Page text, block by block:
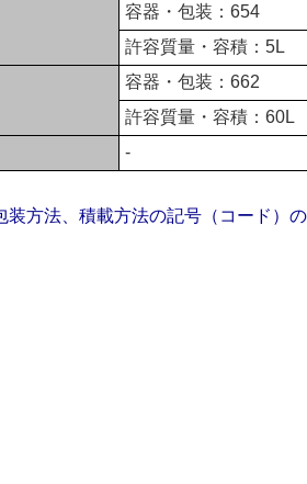
容器・包装：654
許容質量・容積：5L
容器・包装：662
許容質量・容積：60L
-
装方法、積載方法の記号（コード）